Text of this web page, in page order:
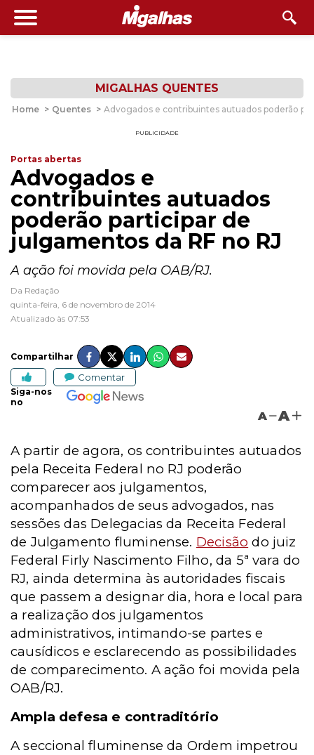
MIGALHAS QUENTES
Home > Quentes > Advogados e contribuintes autuados poderão
PUBLICIDADE
Portas abertas
Advogados e
contribuintes autuados
poderão participar de
julgamentos da RF no RJ
A ação foi movida pela OAB/RJ.
Da Redação
quinta-feira, 6 de novembro de 2014
Atualizado às 07:53
Compartilhar
Comentar
Siga-nos
no
A A
A partir de agora, os contribuintes autuados
pela Receita Federal no RJ poderão
comparecer aos julgamentos,
acompanhados de seus advogados, nas
sessões das Delegacias da Receita Federal
de Julgamento fluminense. Decisão do juiz
Federal Firly Nascimento Filho, da 5ª vara do
RJ, ainda determina às autoridades fiscais
que passem a designar dia, hora e local para
a realização dos julgamentos
administrativos, intimando-se partes e
causídicos e esclarecendo as possibilidades
de comparecimento. A ação foi movida pela
OAB/RJ.
Ampla defesa e contraditório
A seccional fluminense da Ordem impetrou